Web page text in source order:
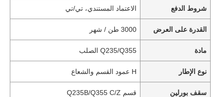
شروط الدفع الاعتماد المستندي، تي/تي
القدرة على العرض 3000 طن / شهر
مادة Q235/Q355 الصلب
نوع الإطار H عمود القسم والشعاع
سقف بورلين قسم Q235B/Q355 C/Z